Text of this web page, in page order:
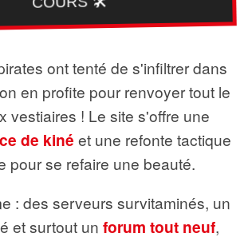
ont tenté de s'infiltrer dans
en profite pour renvoyer tout le
vestiaires ! Le site s'offre une
de kiné et une refonte tactique
pour se refaire une beauté.
: des serveurs survitaminés, un
et surtout un forum tout neuf,